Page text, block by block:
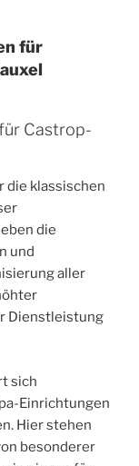
für
Castrop-
die klassischen
die
und
aller
Dienstleistung
sich
Einrichtungen
Hier stehen
besonderer